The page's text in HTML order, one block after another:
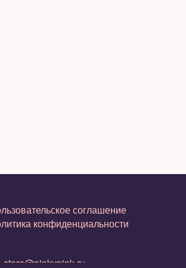
соглашение
конфиденциальности
store@pinkypink.ru